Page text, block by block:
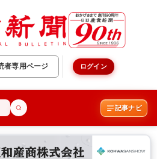
者専用ページ ログイン
記事ナビ